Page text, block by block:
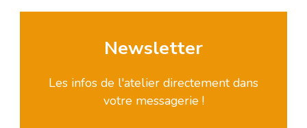
Newsletter
Les infos de l'atelier directement dans
votre messagerie !